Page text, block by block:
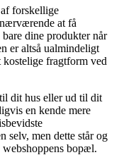
forskellige
at få
dine produkter når
er altså ualmindeligt
fragtform ved
dit hus eller ud til dit
en kende mere
selv, men dette står og
bopæl.